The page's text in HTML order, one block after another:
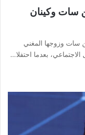
سات وكينان
سات وزوجها المغني
بعدما احتفلا…